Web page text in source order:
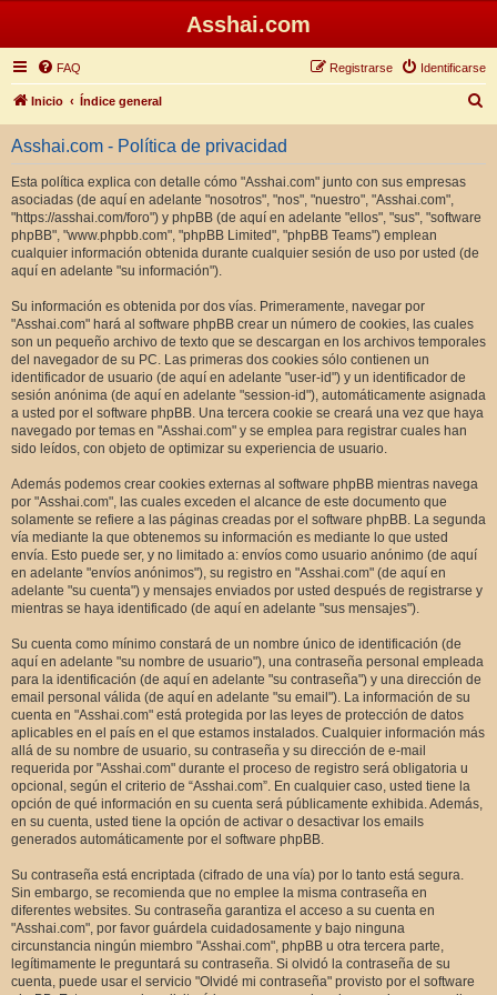
Asshai.com
FAQ Identificarse
Registrarse
Inicio Índice general
u
Asshai.com - Política de privacidad
Esta política explica con detalle cómo "Asshai.com" junto con sus empresas
asociadas (de aquí en adelante "nosotros", "nos", "nuestro", "Asshai.com",
"https://asshai.com/foro") y phpBB (de aquí en adelante "ellos", "sus", "software
phpBB", "www.phpbb.com", "phpBB Limited", "phpBB Teams") emplean
cualquier información obtenida durante cualquier sesión de uso por usted (de
aquí en adelante "su información").
Su información es obtenida por dos vías. Primeramente, navegar por
"Asshai.com" hará al software phpBB crear un número de cookies, las cuales
son un pequeño archivo de texto que se descargan en los archivos temporales
del navegador de su PC. Las primeras dos cookies sólo contienen un
identificador de usuario (de aquí en adelante "user-id") y un identificador de
sesión anónima (de aquí en adelante "session-id"), automáticamente asignada
a usted por el software phpBB. Una tercera cookie se creará una vez que haya
navegado por temas en "Asshai.com" y se emplea para registrar cuales han
sido leídos, con objeto de optimizar su experiencia de usuario.
Además podemos crear cookies externas al software phpBB mientras navega
por "Asshai.com", las cuales exceden el alcance de este documento que
solamente se refiere a las páginas creadas por el software phpBB. La segunda
vía mediante la que obtenemos su información es mediante lo que usted
envía. Esto puede ser, y no limitado a: envíos como usuario anónimo (de aquí
en adelante "envíos anónimos"), su registro en "Asshai.com" (de aquí en
adelante "su cuenta") y mensajes enviados por usted después de registrarse y
mientras se haya identificado (de aquí en adelante "sus mensajes").
Su cuenta como mínimo constará de un nombre único de identificación (de
aquí en adelante "su nombre de usuario"), una contraseña personal empleada
para la identificación (de aquí en adelante "su contraseña") y una dirección de
email personal válida (de aquí en adelante "su email"). La información de su
cuenta en "Asshai.com" está protegida por las leyes de protección de datos
aplicables en el país en el que estamos instalados. Cualquier información más
allá de su nombre de usuario, su contraseña y su dirección de e-mail
requerida por "Asshai.com" durante el proceso de registro será obligatoria u
opcional, según el criterio de “Asshai.com”. En cualquier caso, usted tiene la
opción de qué información en su cuenta será públicamente exhibida. Además,
en su cuenta, usted tiene la opción de activar o desactivar los emails
generados automáticamente por el software phpBB.
Su contraseña está encriptada (cifrado de una vía) por lo tanto está segura.
Sin embargo, se recomienda que no emplee la misma contraseña en
diferentes websites. Su contraseña garantiza el acceso a su cuenta en
"Asshai.com", por favor guárdela cuidadosamente y bajo ninguna
circunstancia ningún miembro "Asshai.com", phpBB u otra tercera parte,
legítimamente le preguntará su contraseña. Si olvidó la contraseña de su
cuenta, puede usar el servicio "Olvidé mi contraseña" provisto por el software